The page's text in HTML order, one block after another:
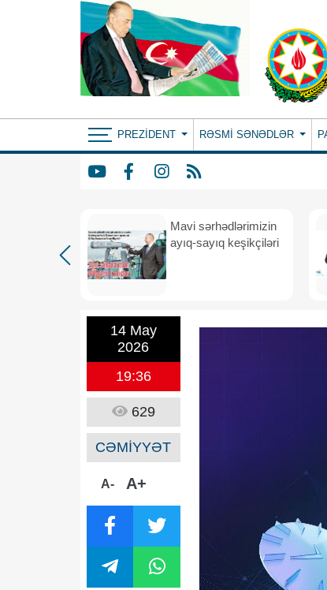
PREZIDENT RƏSMI SƏNƏDLƏR
Mavi sərhədlərimizin
ayıq-sayıq keşikçiləri
14 May
2026
19:36
629
CƏMİYYƏT
A- A+